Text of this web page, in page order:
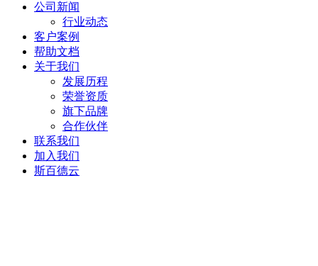
公司新闻
行业动态
客户案例
帮助文档
关于我们
发展历程
荣誉资质
旗下品牌
合作伙伴
联系我们
加入我们
斯百德云